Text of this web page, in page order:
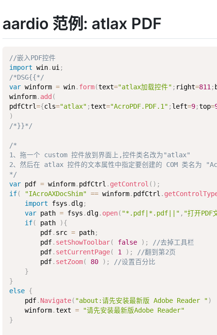
aardio 范例: atlax PDF
//嵌入PDF控件
import win. ui ;
/*DSG{{*/
var winform = win. form(text="atlax加载控件" ; right=811 ;
winform. add (
pdfCtrl={cls="atlax" ;text="AcroPDF.PDF.1" ; left=9;top=
)
/*}}*/
/*
1、拖一个 custom 控件放到界面上,控件类名改为"atlax"
2、然后在 atlax 控件的文本属性中指定要创建的 COM 类名为
*/
var pdf = winform. pdfCtrl . getControl ( ) ;
if( "IAcroAXDocShim" == winform. pdfCtrl .
import fsys .dlg;
var path = fsys .dlg. open( "*.pdf|*.pdf||" , "打开PDF
if( path ){
        pdf
. src = path;
        pdf
. setShowToolbar( false ) ;
//去掉工具栏
        pdf
. setCurrentPage( 1 ) ;
//翻到第2页
        pdf
. setZoom( 80 ) ;
//设置百分比
}
}
else {
    pdf
. Navigate( "about:请先安装最新版 Adobe Reader ")
    winform
.text =
"请先安装最新版Adobe Reader"
}